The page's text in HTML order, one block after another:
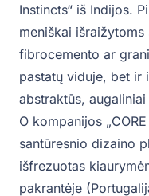
Instincts“ iš Indijos.
meniškai
fibrocemento ar
pastatų viduje, bet ir
abstraktūs,
O kompanijos
santūresnio dizaino
išfrezuotas
pakrantėje